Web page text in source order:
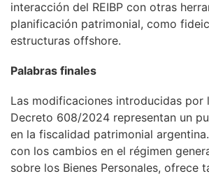
interacción del REIBP con otras
planificación patrimonial, como
estructuras offshore.
Palabras finales
Las modificaciones introducidas por
Decreto 608/2024 representan un
en la fiscalidad patrimonial argentina.
con los cambios en el régimen
sobre los Bienes Personales, ofrece